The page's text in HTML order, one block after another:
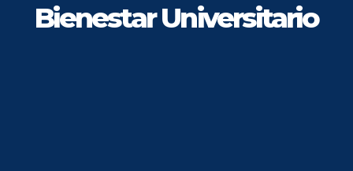
Bienestar Universitario